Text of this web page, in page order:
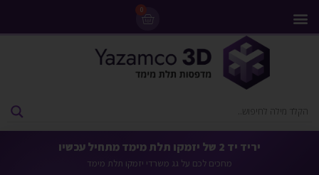
0
יריד יד 2 של יזמקו תלת מימד מתחיל עכשיו
מחכים לכם על גג משרדי יזמקו תלת מימד